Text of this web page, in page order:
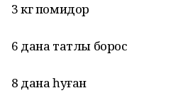
3 кг помидор
6 дана татлы борос
8 дана һуған